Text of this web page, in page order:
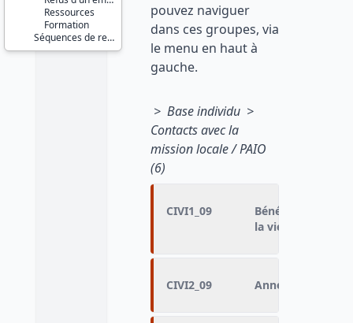
Ressources
Formation
Séquences de reprise d’études
pouvez naviguer
dans ces groupes, via
le menu en haut à
gauche.
> Base individu >
Contacts avec la
mission locale / PAIO
(6)
CIVI1_09
Bénéficiaire d’un
la vie sociale)
CIVI2_09 Année de